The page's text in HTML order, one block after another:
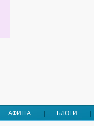
АФИША БЛОГИ